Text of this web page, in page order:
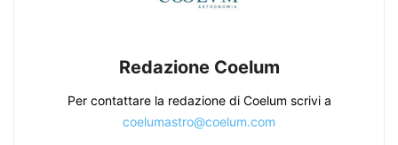
Redazione Coelum
Per contattare la redazione di Coelum scrivi a
coelumastro@coelum.com